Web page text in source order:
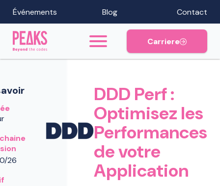
Événements Blog Contact
Carriere
DDD Perf :
Optimisez les
Performances
de votre
Application
26